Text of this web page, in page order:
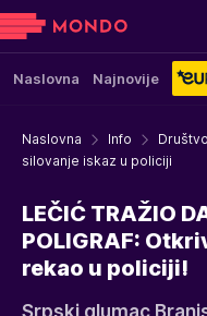
Naslovna Najnovije
Naslovna Info Društvo
silovanje iskaz u policiji
LEČIĆ TRAŽIO
POLIGRAF:
rekao u policiji!
Srpski glumac